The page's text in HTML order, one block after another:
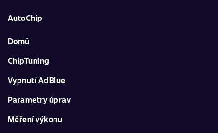
AutoChip
Domů
ChipTuning
Vypnutí AdBlue
Parametry úprav
Měření výkonu